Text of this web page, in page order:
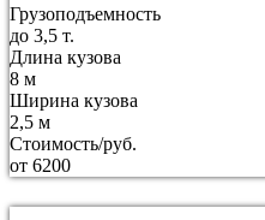
Грузоподъемность
до 3,5 т.
Длина кузова
8 м
Ширина кузова
2,5 м
Стоимость/руб.
от 6200